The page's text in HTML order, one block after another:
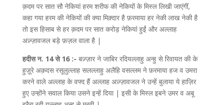
क़दम पर सात सौ नेकियां हरम शरीफ की नेकियों के मिस्ल लिखी जाएंगीं,
कहा गया हरम की नेकियों की क्या मिक़्दार है फ़रमाया हर नेकी लाख नेकी है
तो इस हिसाब से हर क़दम पर सात करोड़ नेकियां हुईं और अल्लाह
अज़्ज़ावजल बड़े फ़ज़ल वाला है |
हदीस न. 14 से 16 :- बज़्ज़ार ने जाबिर रदियल्लाहु अन्हु से रिवायत की के
हुज़ूरे अक़दस रसूलुल्लाह सलल्लाहु अलैहि वसल्लम ने फ़रमाया हज व उमरा
करने वाले अल्लाह के वफ्द हैं अल्लाह अज़्ज़ावजल ने उन्हें बुलाया ये हाज़िर
हुए उन्होंने सवाल किया उसने इन्हें दिया | इसी के मिस्ल इबने उमर व अबू